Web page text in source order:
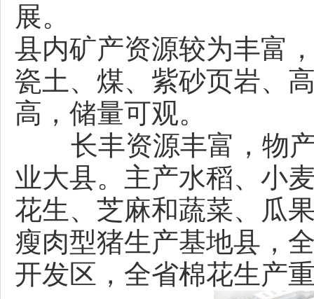
展。
县内矿产资源较为丰富
瓷土、煤、紫砂页岩、
高，储量可观。
长丰资源丰富，物产
业大县。主产水稻、小
花生、芝麻和蔬菜、瓜
瘦肉型猪生产基地县，
开发区，全省棉花生产